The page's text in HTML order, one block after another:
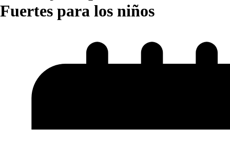
Fuertes para los niños